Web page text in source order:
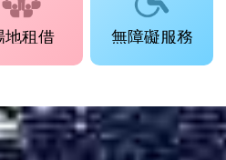
地租借 無障礙服務